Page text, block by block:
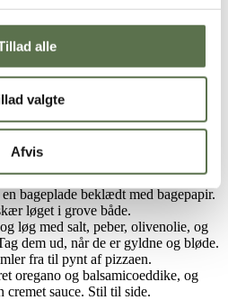
alle
valgte
Afvis
bord, og del dejen i 4 lige
rund kugle, og vend hver kugle i lidt
og lad dejen hvile i 60
varmluft.
og skær græskaret ud i tynde
bageplade beklædt med bagepapir.
løget i grove både.
løg med salt, peber, olivenolie, og
dem ud, når de er gyldne og bløde.
fra til pynt af pizzaen.
oregano og balsamicoeddike, og
sauce. Stil til side.